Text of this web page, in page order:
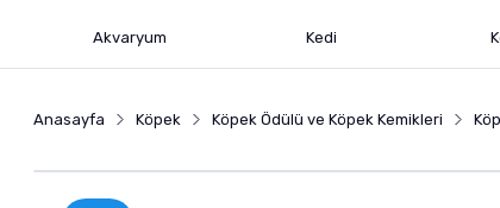
Akvaryum Kedi
Anasayfa Köpek Köpek Ödülü ve Köpek Kemikleri